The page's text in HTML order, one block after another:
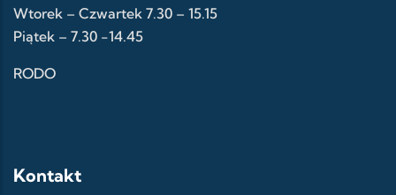
Wtorek – Czwartek 7.30 – 15.15
Piątek – 7.30 -14.45
RODO
Kontakt